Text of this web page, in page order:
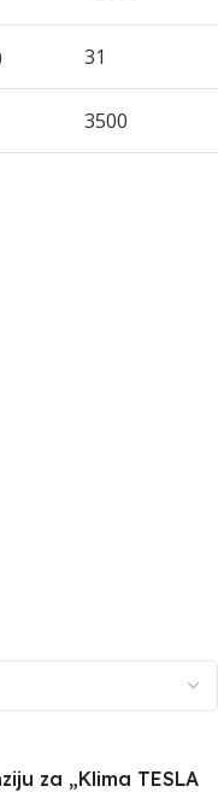
31
3500
za „Klima TESLA